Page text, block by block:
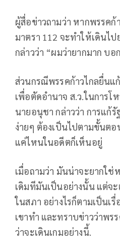
ผู้สื่อข่าวถามว่า หากพรรคก้
มาตรา 112 จะทำให้เดินไ
กล่าวว่า “ผมว่ายากมาก บอ
ส่วนกรณีพรรคก้าวไกลยื่นแ
เพื่อตัดอำนาจ ส.ว.ในการ
นายอนุชา กล่าวว่า การแก้รั
ง่ายๆ ต้องเป็นไปตามขั้นต
แค่ไหนในอดีตก็เห็นอยู่
เมื่อถามว่า มันน่าจะยากใช่
เดิมทีมันเป็นอย่างนั้น แต่จะ
ในสภา อย่างไรก็ตามเป็นเ
เขาทำ และทราบข่าวว่าพร
ว่าจะเดินเกมอย่างนี้.